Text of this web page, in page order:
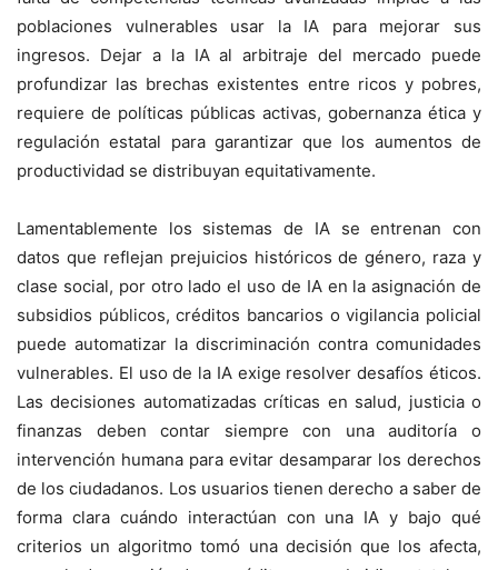
poblaciones vulnerables usar la IA para mejorar sus
ingresos. Dejar a la IA al arbitraje del mercado puede
profundizar las brechas existentes entre ricos y pobres,
requiere de políticas públicas activas, gobernanza ética y
regulación estatal para garantizar que los aumentos de
productividad se distribuyan equitativamente.
Lamentablemente los sistemas de IA se entrenan con
datos que reflejan prejuicios históricos de género, raza y
clase social, por otro lado el uso de IA en la asignación de
subsidios públicos, créditos bancarios o vigilancia policial
puede automatizar la discriminación contra comunidades
vulnerables. El uso de la IA exige resolver desafíos éticos.
Las decisiones automatizadas críticas en salud, justicia o
finanzas deben contar siempre con una auditoría o
intervención humana para evitar desamparar los derechos
de los ciudadanos. Los usuarios tienen derecho a saber de
forma clara cuándo interactúan con una IA y bajo qué
criterios un algoritmo tomó una decisión que los afecta,